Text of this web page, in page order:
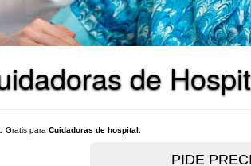
de
Gratis para Cuidadoras de hospital